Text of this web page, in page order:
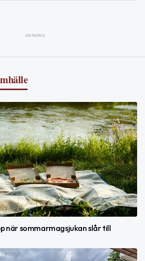
ANNONS
när sommarmagsjukan slår till